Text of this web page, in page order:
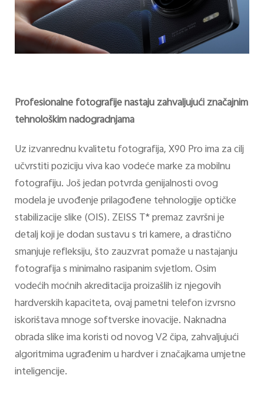
Profesionalne fotografije nastaju zahvaljujući značajnim
tehnološkim nadogradnjama
Uz izvanrednu kvalitetu fotografija, X90 Pro ima za cilj
učvrstiti poziciju viva kao vodeće marke za mobilnu
fotografiju. Još jedan potvrda genijalnosti ovog
modela je uvođenje prilagođene tehnologije optičke
stabilizacije slike (OIS). ZEISS T* premaz završni je
detalj koji je dodan sustavu s tri kamere, a drastično
smanjuje refleksiju, što zauzvrat pomaže u nastajanju
fotografija s minimalno rasipanim svjetlom. Osim
vodećih moćnih akreditacija proizašlih iz njegovih
hardverskih kapaciteta, ovaj pametni telefon izvrsno
iskorištava mnoge softverske inovacije. Naknadna
obrada slike ima koristi od novog V2 čipa, zahvaljujući
algoritmima ugrađenim u hardver i značajkama umjetne
inteligencije.